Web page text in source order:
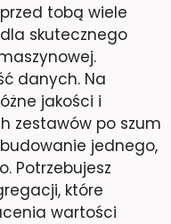
tobą wiele
skutecznego
danych. Na
jakości i
zestawów po szum
jednego,
Potrzebujesz
które
wartości